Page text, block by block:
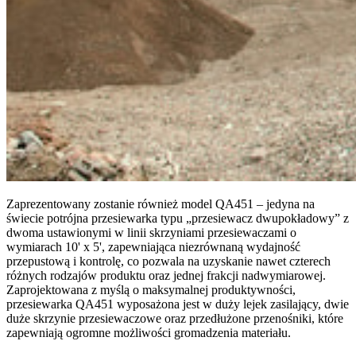
Zaprezentowany zostanie również model QA451 – jedyna na
świecie potrójna przesiewarka typu „przesiewacz dwupokładowy” z
dwoma ustawionymi w linii skrzyniami przesiewaczami o
wymiarach 10' x 5', zapewniająca niezrównaną wydajność
przepustową i kontrolę, co pozwala na uzyskanie nawet czterech
różnych rodzajów produktu oraz jednej frakcji nadwymiarowej.
Zaprojektowana z myślą o maksymalnej produktywności,
przesiewarka QA451 wyposażona jest w duży lejek zasilający, dwie
duże skrzynie przesiewaczowe oraz przedłużone przenośniki, które
zapewniają ogromne możliwości gromadzenia materiału.